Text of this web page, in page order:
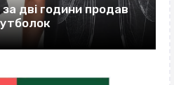
дві години продав